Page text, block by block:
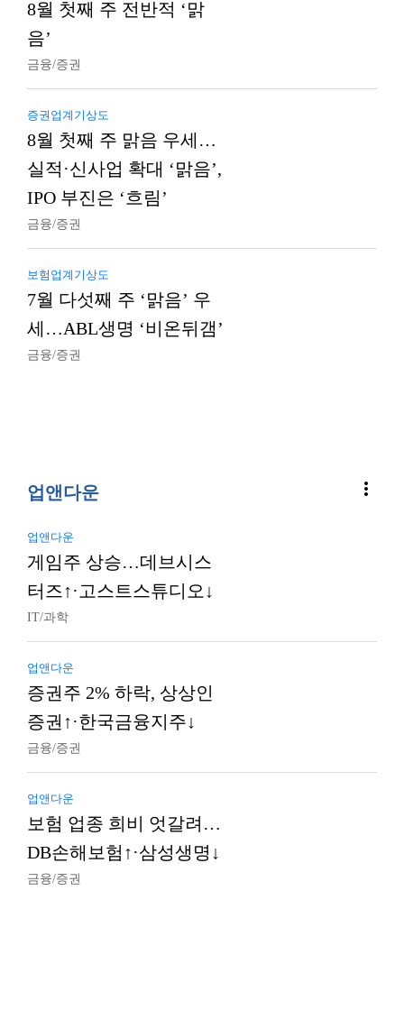
8월 첫째 주 전반적 ‘맑
음’
금융/증권
증권업계기상도
8월 첫째 주 맑음 우세…
실적·신사업 확대 ‘맑음’,
IPO 부진은 ‘흐림’
금융/증권
보험업계기상도
7월 다섯째 주 ‘맑음’ 우
세…ABL생명 ‘비온뒤갬’
금융/증권
업앤다운 more_vert
업앤다운
게임주 상승…데브시스
터즈↑·고스트스튜디오↓
IT/과학
업앤다운
증권주 2% 하락, 상상인
증권↑·한국금융지주↓
금융/증권
업앤다운
보험 업종 희비 엇갈려…
DB손해보험↑·삼성생명↓
금융/증권